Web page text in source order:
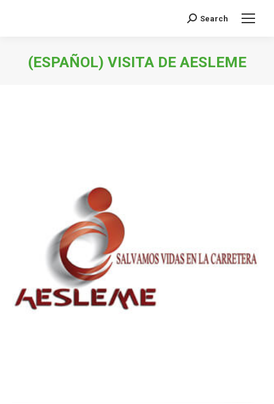
Search:
Search
(ESPAÑOL) VISITA DE AESLEME